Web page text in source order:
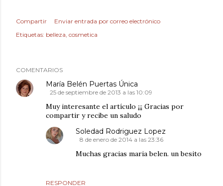
Compartir
Enviar entrada por correo electrónico
Etiquetas: belleza cosmetica
COMENTARIOS
María Belén Puertas Única
25 de septiembre de 2013 a las 10:09
Muy interesante el artículo ¡¡¡ Gracias por
compartir y recibe un saludo
RESPONDER
Soledad Rodriguez Lopez
8 de enero de 2014 a las 23:36
Muchas gracias maria belen. un besito